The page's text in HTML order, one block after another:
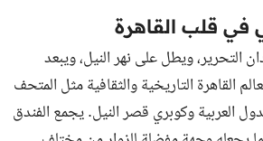
في قلب القاهرة
التحرير، ويطل على نهر النيل، ويبعد
القاهرة التاريخية والثقافية مثل المتحف
العربية وكوبري قصر النيل. يجمع الفندق